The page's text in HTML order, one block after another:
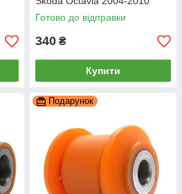
23мм ПІД вироблення, PP-
0143P
Готово до відправки
340 ₴
Купити
Подарунок